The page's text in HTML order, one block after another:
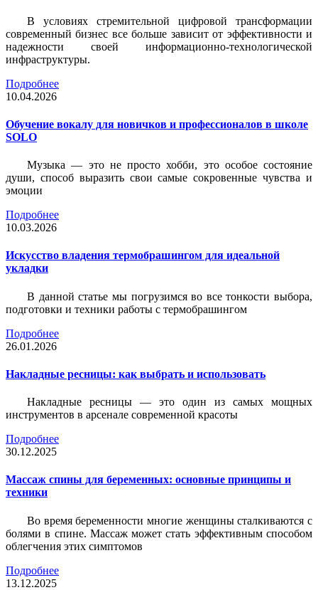
В условиях стремительной цифровой трансформации
современный бизнес все больше зависит от эффективности и
надежности своей информационно-технологической
инфраструктуры.
Подробнее
10.04.2026
Обучение вокалу для новичков и профессионалов в школе
SOLO
Музыка — это не просто хобби, это особое состояние
души, способ выразить свои самые сокровенные чувства и
эмоции
Подробнее
10.03.2026
Искусство владения термобрашингом для идеальной
укладки
В данной статье мы погрузимся во все тонкости выбора,
подготовки и техники работы с термобрашингом
Подробнее
26.01.2026
Накладные ресницы: как выбрать и использовать
Накладные ресницы — это один из самых мощных
инструментов в арсенале современной красоты
Подробнее
30.12.2025
Массаж спины для беременных: основные принципы и
техники
Во время беременности многие женщины сталкиваются с
болями в спине. Массаж может стать эффективным способом
облегчения этих симптомов
Подробнее
13.12.2025